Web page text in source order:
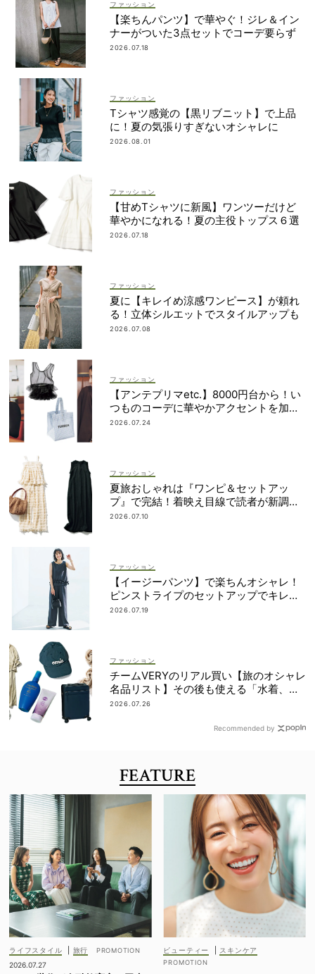
ファッション
【楽ちんパンツ】で華やぐ！ジレ＆イン
ナーがついた3点セットでコーデ要らず
2026.07.18
ファッション
Tシャツ感覚の【黒リブニット】で上品
に！夏の気張りすぎないオシャレに
2026.08.01
ファッション
【甘めTシャツに新風】ワンツーだけど
華やかになれる！夏の主役トップス６選
2026.07.18
ファッション
夏に【キレイめ涼感ワンピース】が頼れ
る！立体シルエットでスタイルアップも
2026.07.08
ファッション
【アンテプリマetc.】8000円台から！い
つものコーデに華やかアクセントを加え
る「甘ちびバッグ」9選
2026.07.24
ファッション
夏旅おしゃれは『ワンピ＆セットアッ
プ』で完結！着映え目線で読者が新調し
たのは？
2026.07.10
ファッション
【イージーパンツ】で楽ちんオシャレ！
ピンストライプのセットアップでキレイ
め
2026.07.19
ファッション
チームVERYのリアル買い【旅のオシャレ
名品リスト】その後も使える「水着、バ
ッグ、UVアイテムetc.」！
2026.07.26
Recommended by
FEATURE
ライフスタイル
旅行
2026.07.27
ビューティー スキンケア